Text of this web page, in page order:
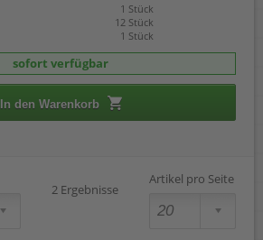
1 Stück
12 Stück
1 Stück
sofort verfügbar
In den Warenkorb
2 Ergebnisse
Artikel pro Seite